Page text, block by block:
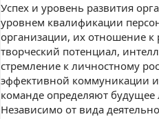
Успех и уровень развития
уровнем квалификации
организации, их отношение к
творческий потенциал,
стремление к личностному
эффективной коммуникации
команде определяют
Независимо от вида